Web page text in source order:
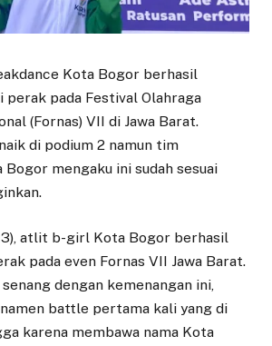
Kota Bogor berhasil
perak pada Festival Olahraga
(Fornas) VII di Jawa Barat.
di podium 2 namun tim
mengaku ini sudah sesuai
atlit b-girl Kota Bogor berhasil
pada even Fornas VII Jawa Barat.
dengan kemenangan ini,
battle pertama kali yang di
karena membawa nama Kota